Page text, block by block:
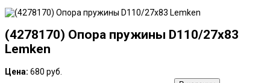
(4278170) Опора пружины D110/27х83
Lemken
Цена: 680 руб.